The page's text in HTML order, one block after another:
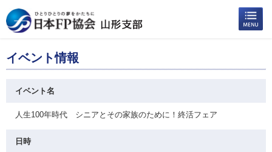
イベント情報
イベント名
人生100年時代 シニアとその家族のために！終活フェア
日時